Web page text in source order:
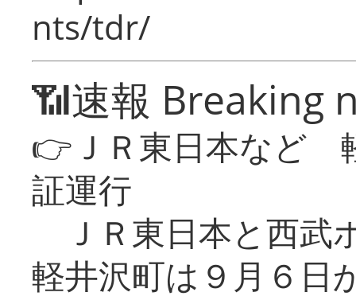
nts/tdr/
📶速報 Breaking
👉ＪＲ東日本など
証運行
ＪＲ東日本と西武
軽井沢町は９月６日